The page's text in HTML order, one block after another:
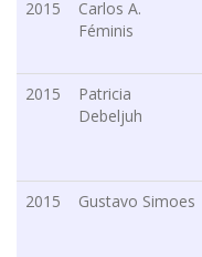
2015
Carlos A.
Féminis
2015
Patricia
Debeljuh
2015
Gustavo Simoes